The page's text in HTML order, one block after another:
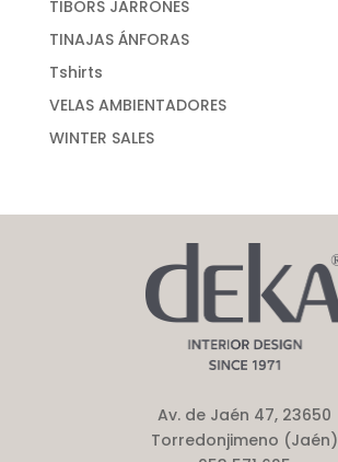
TIBORS JARRONES
TINAJAS ÁNFORAS
Tshirts
VELAS AMBIENTADORES
WINTER SALES
Av. de Jaén 47, 23650
Torredonjimeno (Jaén)